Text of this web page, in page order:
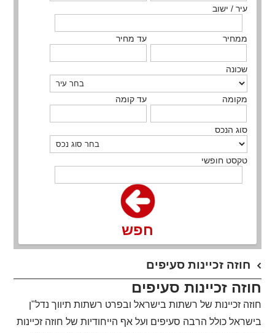
עיר / ישוב
ממחיר עד מחיר
שכונה
מקומה עד קומה
סוג הנכס
טקסט חופשי
חפש
חוזה זכיינות סעיפים
חוזה זכיינות סעיפים
חוזה זכיינות של רשתות בישראל ובפרט רשתות תיווך נדל"ן
בישראל כולל הרבה סעיפים ועל אף הייחודיות של חוזה זכיינות